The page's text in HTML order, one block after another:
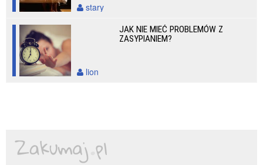
stary
JAK NIE MIEĆ PROBLEMÓW Z
ZASYPIANIEM?
lion